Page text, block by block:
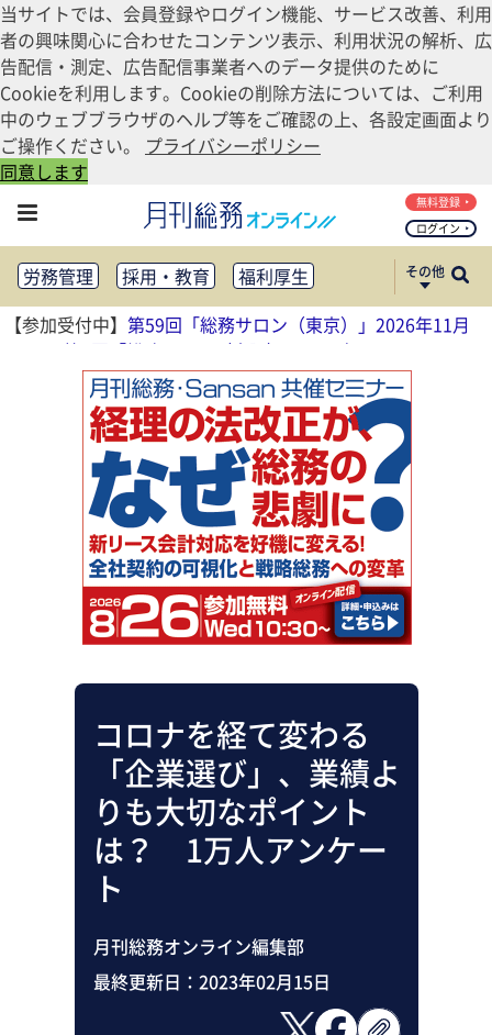
当サイトでは、会員登録やログイン機能、サービス改善、利用
者の興味関心に合わせたコンテンツ表示、利用状況の解析、広
告配信・測定、広告配信事業者へのデータ提供のために
Cookieを利用します。Cookieの削除方法については、ご利用
中のウェブブラウザのヘルプ等をご確認の上、各設定画面より
ご操作ください。 プライバシーポリシー
同意します
ログイン
無料登録
労務管理 採用・教育
福利厚生
健康経営
働き方改革
法務・コンプライアンス
リスクマネジメント・BCP
社外・社内広報
社外・社内コミュニケーション活性化
FM・オフィス移転
CSR・SDGs
テクノロジー活用・DX
助成金・補助金・コスト削減
アウトソーシング・BPO
調査・レポート
その他
【参加受付中】 第59回「総務サロン（東京）」2026年11月
第4回「総務サロン（大阪）」2026年11月17日
コロナを経て変わる
「企業選び」、業績よ
りも大切なポイント
は？ 1万人アンケー
ト
月刊総務オンライン編集部
最終更新日： 2023年02月15日